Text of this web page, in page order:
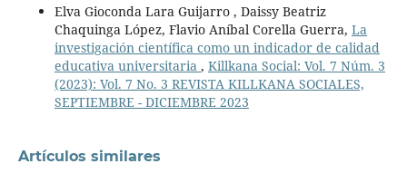
Elva Gioconda Lara Guijarro , Daissy Beatriz
Chaquinga López, Flavio Aníbal Corella Guerra, La
investigación científica como un indicador de calidad
educativa universitaria , Killkana Social: Vol. 7 Núm. 3
(2023): Vol. 7 No. 3 REVISTA KILLKANA SOCIALES,
SEPTIEMBRE - DICIEMBRE 2023
Artículos similares